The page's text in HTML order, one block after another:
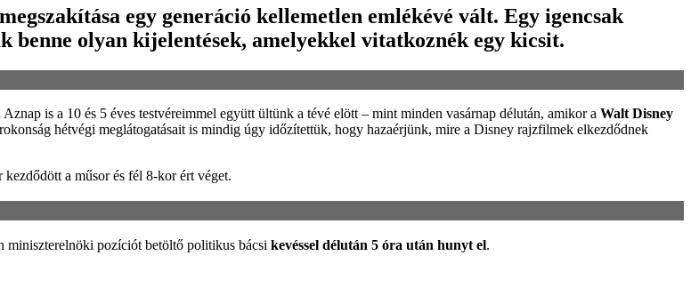
egy generáció kellemetlen emlékévé vált. Egy igencsak
olyan kijelentések, amelyekkel vitatkoznék egy kicsit.
Aznap is a 10 és 5 éves testvéreimmel együtt ültünk a tévé elött – mint minden vasárnap délután, amikor a Walt Disney
hétvégi meglátogatásait is mindig úgy időzítettük, hogy hazaérjünk, mire a Disney rajzfilmek elkezdődnek
kezdődött a műsor és fél 8-kor ért véget.
miniszterelnöki pozíciót betöltő politikus bácsi kevéssel délután 5 óra után hunyt el.